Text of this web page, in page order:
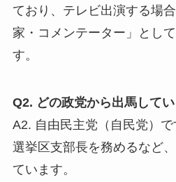
ており、テレビ出演する場
家・コメンテーター」とし
す。
Q2. どの政党から出馬して
A2. 自由民主党（自民党）
選挙区支部長を務めるなど
ています。